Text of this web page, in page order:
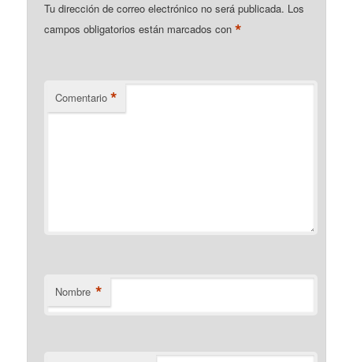
Tu dirección de correo electrónico no será publicada. Los
campos obligatorios están marcados con*
Comentario *
Nombre *